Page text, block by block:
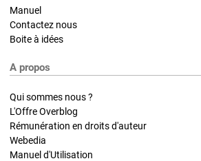
Manuel
Contactez nous
Boite à idées
A propos
Qui sommes nous ?
L'Offre Overblog
Rémunération en droits d'auteur
Webedia
Manuel d'Utilisation